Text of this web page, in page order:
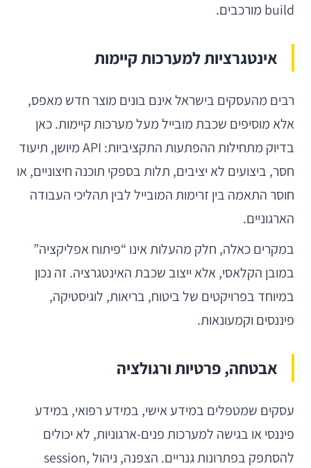
build מורכבים.
אינטגרציות למערכות קיימות
רבים מהעסקים בישראל אינם בונים מוצר חדש מאפס,
אלא מוסיפים שכבת מובייל מעל מערכות קיימות. כאן
בדיוק מתחילות ההפתעות התקציביות: API מיושן, תיעוד
חסר, ביצועים לא יציבים, תלות בספקי תוכנה חיצוניים, או
חוסר התאמה בין זרימות המובייל לבין תהליכי העבודה
הארגוניים.
במקרים כאלה, חלק מהעלות אינו “פיתוח אפליקציה”
במובן הקלאסי, אלא ייצוב שכבת האינטגרציה. זה נכון
במיוחד בפרויקטים של ביטוח, בריאות, לוגיסטיקה,
פיננסים וקמעונאות.
אבטחה, פרטיות ורגולציה
עסקים שמטפלים במידע אישי, במידע רפואי, במידע
פיננסי או בגישה למערכות פנים-ארגוניות, לא יכולים
להסתפק בפתרונות גנריים. הצפנה, ניהול session,